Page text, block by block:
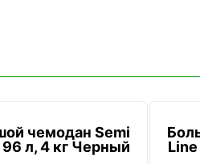
чемодан Semi
96 л, 4 кг Черный